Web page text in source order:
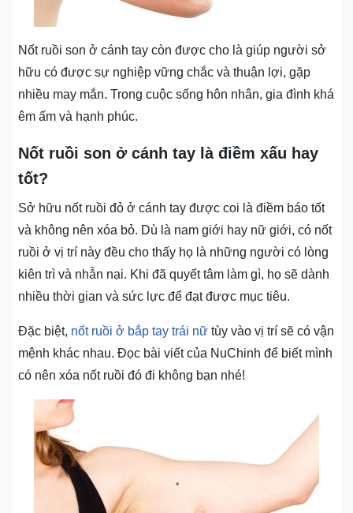
Nốt ruồi son ở cánh tay còn được cho là giúp người sở
hữu có được sự nghiệp vững chắc và thuận lợi, gặp
nhiều may mắn. Trong cuộc sống hôn nhân, gia đình khá
êm ấm và hạnh phúc.
Nốt ruồi son ở cánh tay là điềm xấu hay
tốt?
Sở hữu nốt ruồi đỏ ở cánh tay được coi là điềm báo tốt
và không nên xóa bỏ. Dù là nam giới hay nữ giới, có nốt
ruồi ở vị trí này đều cho thấy họ là những người có lòng
kiên trì và nhẫn nại. Khi đã quyết tâm làm gì, họ sẽ dành
nhiều thời gian và sức lực để đạt được mục tiêu.
Đặc biệt, nốt ruồi ở bắp tay trái nữ tùy vào vị trí sẽ có vận
mệnh khác nhau. Đọc bài viết của NuChinh để biết mình
có nên xóa nốt ruồi đó đi không bạn nhé!